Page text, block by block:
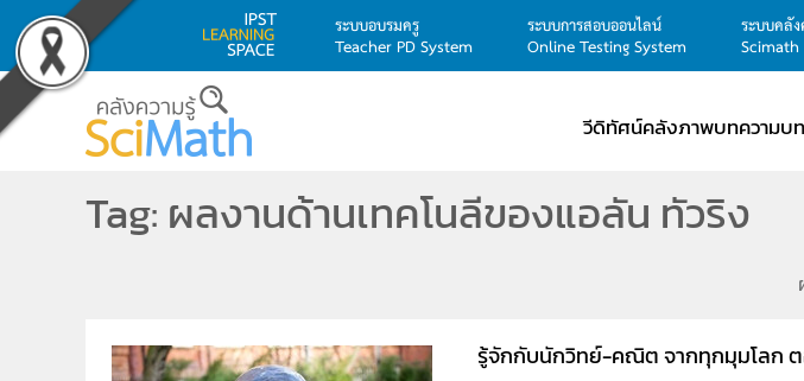
Skip to main content
ระบบอบรมครู
Teacher PD System
ระบบการสอบออนไลน์
Online Testing System
ระบบคลั
Scimath
วีดิทัศน์คลังภาพบทความบ
Tag: ผลงานด้านเทคโนลีของแอลัน ทัวริง
รู้จักกับนักวิทย์-คณิต จากทุกมุมโลก ต